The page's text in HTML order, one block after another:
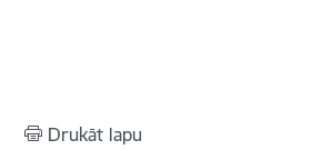
Drukāt lapu